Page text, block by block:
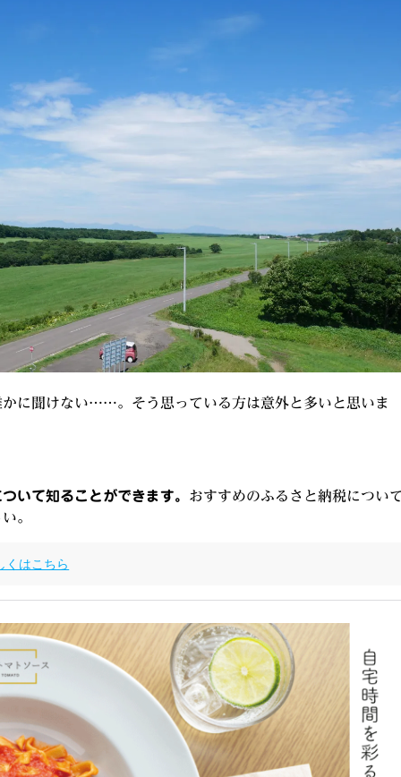
に聞けない……。そう思っている方は意外と多いと思いま
いて知ることができます。 おすすめのふるさと納税につい
。
くはこちら